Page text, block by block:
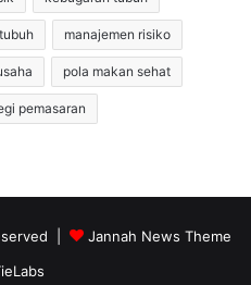
manajemen risiko
pola makan sehat
pemasaran
|
Jannah News Theme